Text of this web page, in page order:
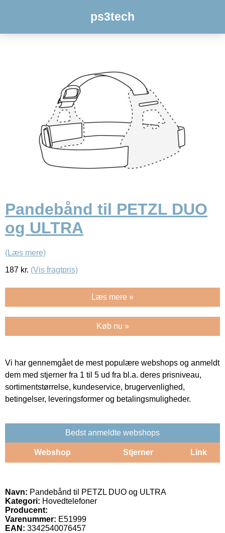
ps3tech
Pandebånd til PETZL DUO
og ULTRA
(Læs mere)
187 kr. (Vis fragtpris)
Læs mere »
Køb nu »
Vi har gennemgået de mest populære webshops og anmeldt
dem med stjerner fra 1 til 5 ud fra bl.a. deres prisniveau,
sortimentstørrelse, kundeservice, brugervenlighed,
betingelser, leveringsformer og betalingsmuligheder.
Bedst anmeldte webshops
Webshop Stjerner Link
Navn: Pandebånd til PETZL DUO og ULTRA
Kategori: Hovedtelefoner
Producent:
Varenummer: E51999
EAN: 3342540076457